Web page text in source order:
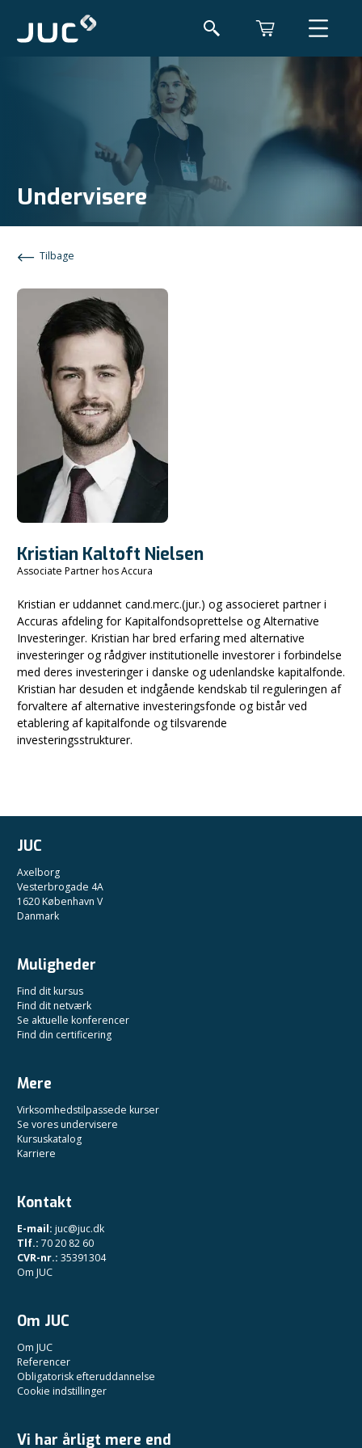
Undervisere
Tilbage
Kristian Kaltoft Nielsen
Associate Partner hos Accura
Kristian er uddannet cand.merc.(jur.) og associeret partner i
Accuras afdeling for Kapitalfondsoprettelse og Alternative
Investeringer. Kristian har bred erfaring med alternative
investeringer og rådgiver institutionelle investorer i forbindelse
med deres investeringer i danske og udenlandske kapitalfonde.
Kristian har desuden et indgående kendskab til reguleringen af
forvaltere af alternative investeringsfonde og bistår ved
etablering af kapitalfonde og tilsvarende
investeringsstrukturer.
JUC
Axelborg
Vesterbrogade 4A
1620 København V
Danmark
Muligheder
Find dit kursus
Find dit netværk
Se aktuelle konferencer
Find din certificering
Mere
Virksomhedstilpassede kurser
Se vores undervisere
Kursuskatalog
Karriere
Kontakt
E-mail: juc@juc.dk
Tlf.: 70 20 82 60
CVR-nr.: 35391304
Om JUC
Om JUC
Om JUC
Referencer
Obligatorisk efteruddannelse
Cookie indstillinger
Vi har årligt mere end